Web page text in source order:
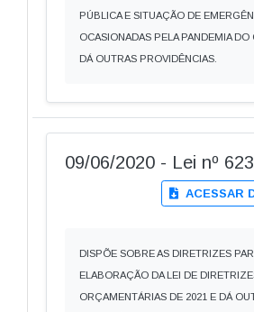
PÚBLICA E SITUAÇÃO DE
OCASIONADAS PELA PANDEMIA DO
DÁ OUTRAS PROVIDÊNCIAS.
09/06/2020 - Lei nº
ACESSAR
DISPÕE SOBRE AS DIRETRIZES
ELABORAÇÃO DA LEI DE
ORÇAMENTÁRIAS DE 2021 E DÁ